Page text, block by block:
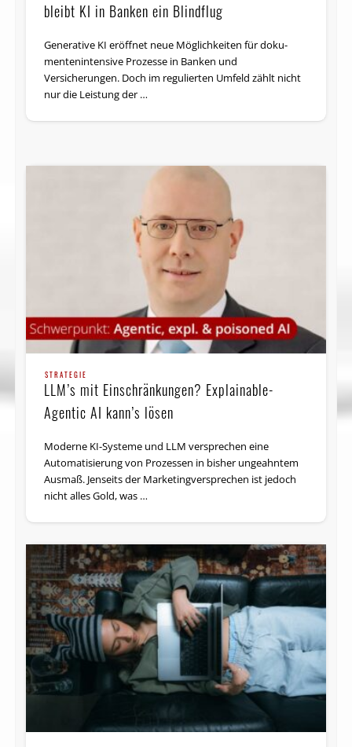
bleibt KI in Banken ein Blindflug
Generative KI eröffnet neue Möglichkeiten für doku­
menten­intensive Prozesse in Banken und
Versicherungen. Doch im regulierten Umfeld zählt nicht
nur die Leistung der …
STRATEGIE
LLM’s mit Einschränkungen? Explainable-
Agentic AI kann’s lösen
Moderne KI-Systeme und LLM versprechen eine
Automatisierung von Prozessen in bisher ungeahntem
Ausmaß. Jenseits der Marketingversprechen ist jedoch
nicht alles Gold, was …